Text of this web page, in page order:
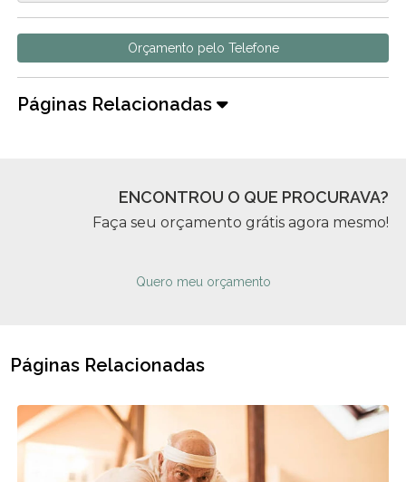
Orçamento pelo Telefone
Páginas Relacionadas
ENCONTROU O QUE PROCURAVA?
Faça seu orçamento grátis agora mesmo!
Quero meu orçamento
Páginas Relacionadas